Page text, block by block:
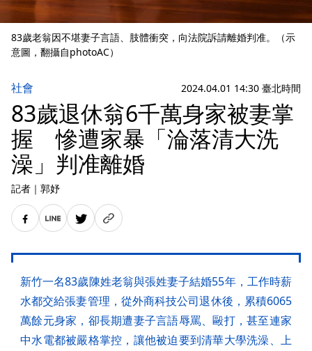
83歲老翁因不堪妻子言語、肢體衝突，向法院訴請離婚判准。（示
意圖，翻攝自photoAC）
社會 2024.04.01 14:30 臺北時間
83歲退休翁6千萬身家被妻掌
握 慘遭家暴「淪落清大洗
澡」判准離婚
記者 ｜ 郭妤
新竹一名83歲陳姓老翁與張姓妻子結婚55年，工作時薪
水都交給張妻管理，從外商科技公司退休後，累積6065
萬餘元身家，卻長期遭妻子言語辱罵、毆打，甚至連家
中水電都被嚴格掌控，讓他被迫要到清華大學洗澡、上